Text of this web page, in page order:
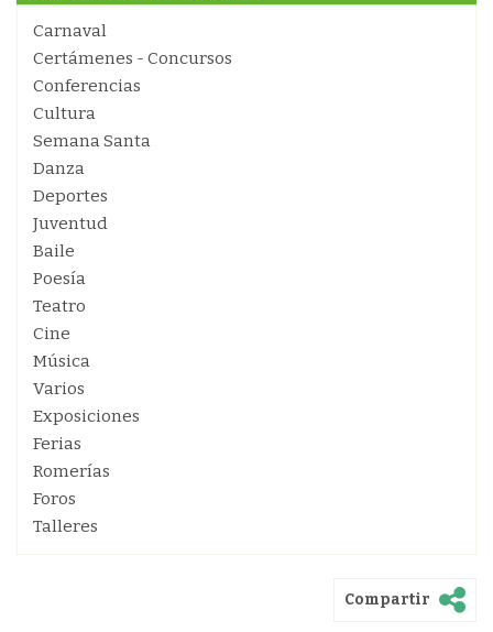
Carnaval
Certámenes - Concursos
Conferencias
Cultura
Semana Santa
Danza
Deportes
Juventud
Baile
Poesía
Teatro
Cine
Música
Varios
Exposiciones
Ferias
Romerías
Foros
Talleres
Compartir